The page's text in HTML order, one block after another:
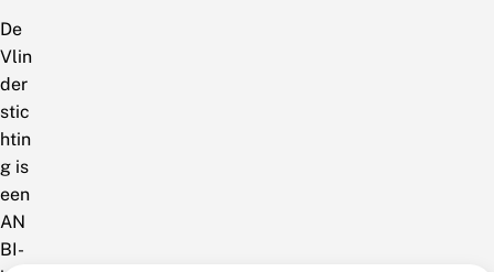
De
Vlin
der
stic
htin
g is
een
AN
BI-